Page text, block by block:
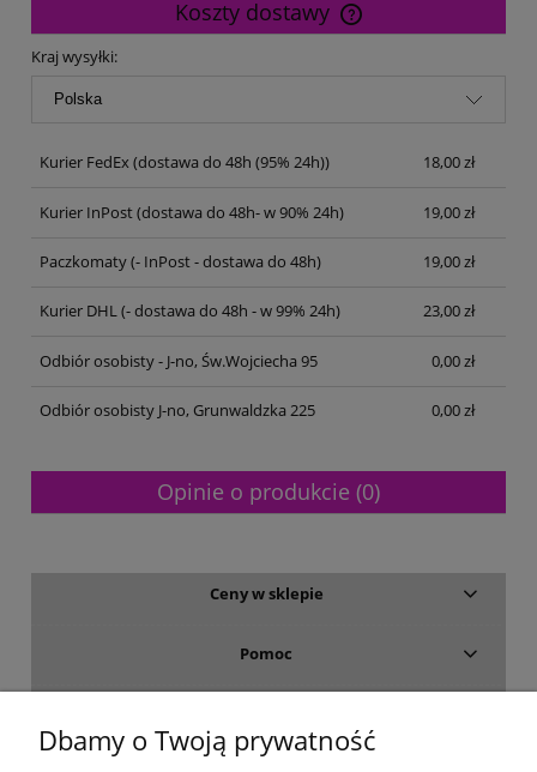
Koszty dostawy
Cena nie zawiera ewentualnych kosztów płatności
Kraj wysyłki:
Kurier FedEx(dostawa do 48h (95% 24h)) 18,00 zł
Kurier InPost(dostawa do 48h- w 90% 24h) 19,00 zł
Paczkomaty(- InPost - dostawa do 48h) 19,00 zł
Kurier DHL(- dostawa do 48h - w 99% 24h) 23,00 zł
Odbiór osobisty - J-no, Św.Wojciecha 95 0,00 zł
Odbiór osobisty J-no, Grunwaldzka 225 0,00 zł
Opinie o produkcie (0)
Ceny w sklepie
Pomoc
Dbamy o Twoją prywatność